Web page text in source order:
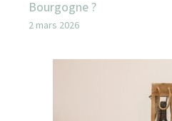
Bourgogne ?
2 mars 2026